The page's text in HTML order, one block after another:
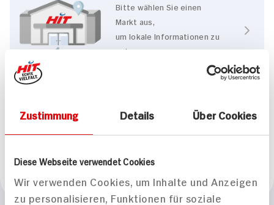
Zustimmung Details Über Cookies
Diese Webseite verwendet Cookies
Wir verwenden Cookies, um Inhalte und Anzeigen
zu personalisieren, Funktionen für soziale
Bitte wählen Sie einen
Markt aus,
um lokale Informationen zu
sehen.
Eigenschaften
BIO HIT Naturland
Marke
REWE BIO